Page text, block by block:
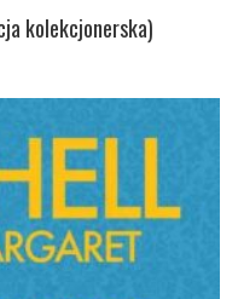
kolekcjonerska)